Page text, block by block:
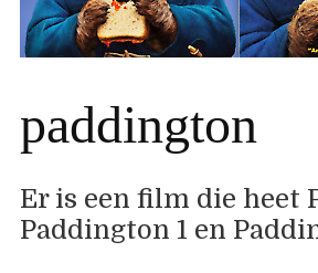
paddington
Er is een film die heet
Paddington 1 en